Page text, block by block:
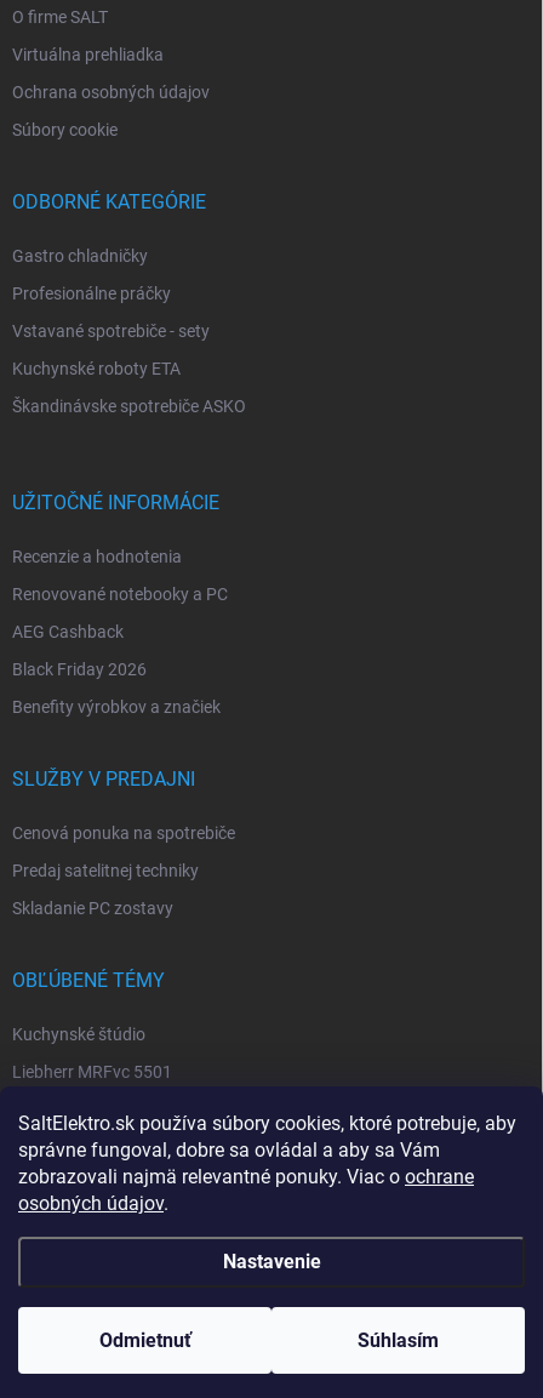
SaltElektro.sk používa súbory cookies, ktoré potrebuje, aby
správne fungoval, dobre sa ovládal a aby sa Vám
zobrazovali najmä relevantné ponuky. Viac o ochrane
osobných údajov.
Nastavenie
Odmietnuť Súhlasím
O firme SALT
Virtuálna prehliadka
Ochrana osobných údajov
Súbory cookie
ODBORNÉ KATEGÓRIE
Gastro chladničky
Profesionálne práčky
Vstavané spotrebiče - sety
Kuchynské roboty ETA
Škandinávske spotrebiče ASKO
UŽITOČNÉ INFORMÁCIE
Recenzie a hodnotenia
Renovované notebooky a PC
AEG Cashback
Black Friday 2026
Benefity výrobkov a značiek
SLUŽBY V PREDAJNI
Cenová ponuka na spotrebiče
Predaj satelitnej techniky
Skladanie PC zostavy
OBĽÚBENÉ TÉMY
Kuchynské štúdio
Liebherr MRFvc 5501
Spotrebiče Miele
Biela technika
Vytvoril Shoptet
Copyright 2026SALT ELEKTRO. Všetky práva vyhradené.Upraviť nastavenie